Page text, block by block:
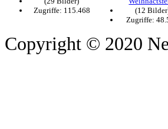
Zugriffe: 115.468
(12
Zugriffe:
Copyright © 2020